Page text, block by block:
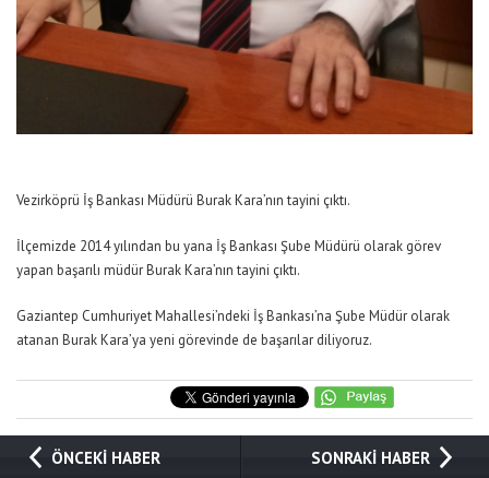
Vezirköprü İş Bankası Müdürü Burak Kara’nın tayini çıktı.
İlçemizde 2014 yılından bu yana İş Bankası Şube Müdürü olarak görev
yapan başarılı müdür Burak Kara’nın tayini çıktı.
Gaziantep Cumhuriyet Mahallesi’ndeki İş Bankası’na Şube Müdür olarak
atanan Burak Kara’ya yeni görevinde de başarılar diliyoruz.
ÖNCEKİ HABER SONRAKİ HABER